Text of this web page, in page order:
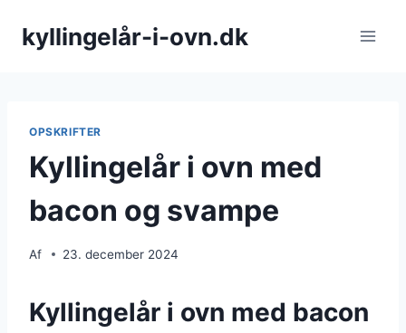
kyllingelår-i-ovn.dk
OPSKRIFTER
Kyllingelår i ovn med
bacon og svampe
Af 23. december 2024
Kyllingelår i ovn med bacon